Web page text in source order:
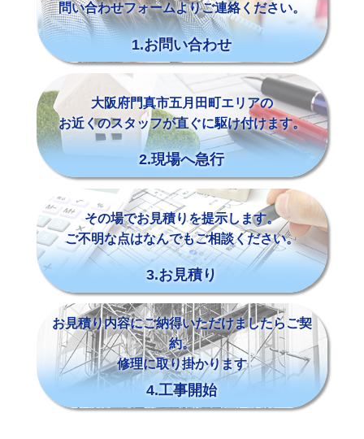
問い合わせフォームよりご連絡ください。
1.お問い合わせ
大阪府門真市五月田町エリアの
お近くのスタッフが直ぐに駆け付けます。
2.現場へ急行
その場でお見積りを提示します。
ご不明な点はなんでもご相談ください。
3.お見積り
お見積り内容にご納得いただけましたらご契
約。
修理に取り掛かります
4.工事開始